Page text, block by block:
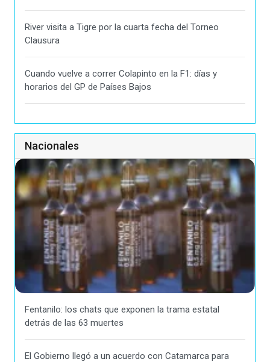
River visita a Tigre por la cuarta fecha del Torneo
Clausura
Cuando vuelve a correr Colapinto en la F1: días y
horarios del GP de Países Bajos
Nacionales
Fentanilo: los chats que exponen la trama estatal
detrás de las 63 muertes
El Gobierno llegó a un acuerdo con Catamarca para